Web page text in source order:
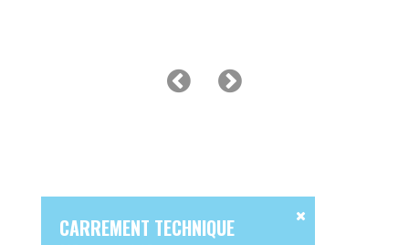
CARREMENT TECHNIQUE